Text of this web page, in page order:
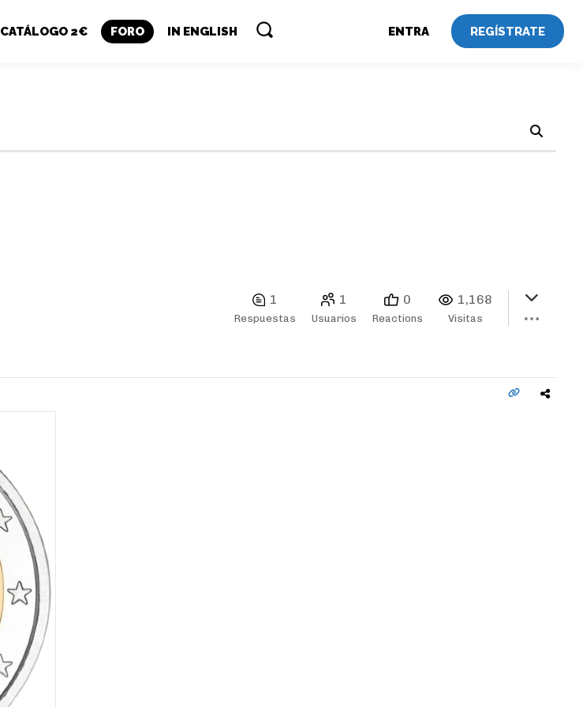
CATÁLOGO 2€ FORO IN ENGLISH ENTRA REGÍSTRATE
1
Respuestas
1
Usuarios
0
Reactions
1,168
Visitas